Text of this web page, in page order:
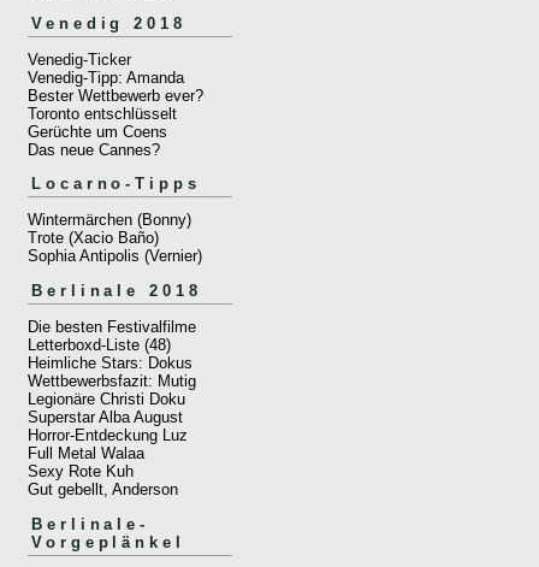
Venedig 2018
Venedig-Ticker
Venedig-Tipp: Amanda
Bester Wettbewerb ever?
Toronto entschlüsselt
Gerüchte um Coens
Das neue Cannes?
Locarno-Tipps
Wintermärchen (Bonny)
Trote (Xacio Baño)
Sophia Antipolis (Vernier)
Berlinale 2018
Die besten Festivalfilme
Letterboxd-Liste (48)
Heimliche Stars: Dokus
Wettbewerbsfazit: Mutig
Legionäre Christi Doku
Superstar Alba August
Horror-Entdeckung Luz
Full Metal Walaa
Sexy Rote Kuh
Gut gebellt, Anderson
Berlinale-
Vorgeplänkel